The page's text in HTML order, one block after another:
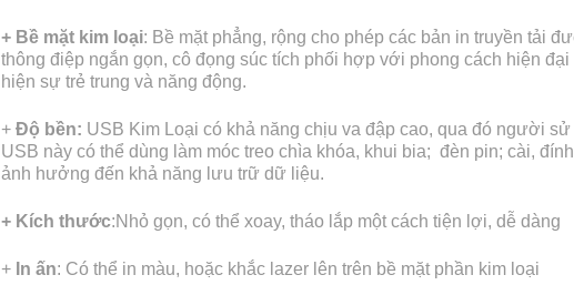
+ Bề mặt kim loại: Bề mặt phẳng, rộng cho phép các bản in truyền tải
thông điệp ngắn gọn, cô đọng súc tích phối hợp với phong cách hiện
hiện sự trẻ trung và năng động.
+Độ bền: USB Kim Loại có khả năng chịu va đập cao, qua đó người
USB này có thể dùng làm móc treo chìa khóa, khui bia; đèn pin; cài,
ảnh hưởng đến khả năng lưu trữ dữ liệu.
+ Kích thước:Nhỏ gọn, có thể xoay, tháo lắp một cách tiện lợi, dễ dàng
+ In ấn: Có thể in màu, hoặc khắc lazer lên trên bề mặt phần kim loại